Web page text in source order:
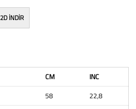
2D İNDİR
CM
INC
58
22,8